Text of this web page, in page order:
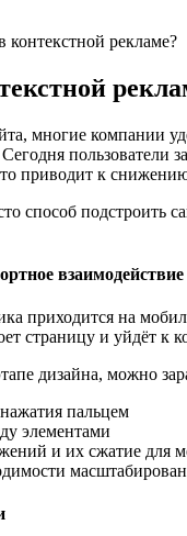
рекламе?
многие
пользователи
приводит к
способ подстроить
приходится на
страницу и уйдёт к
дизайна, можно
пальцем
элементами
и их сжатие для